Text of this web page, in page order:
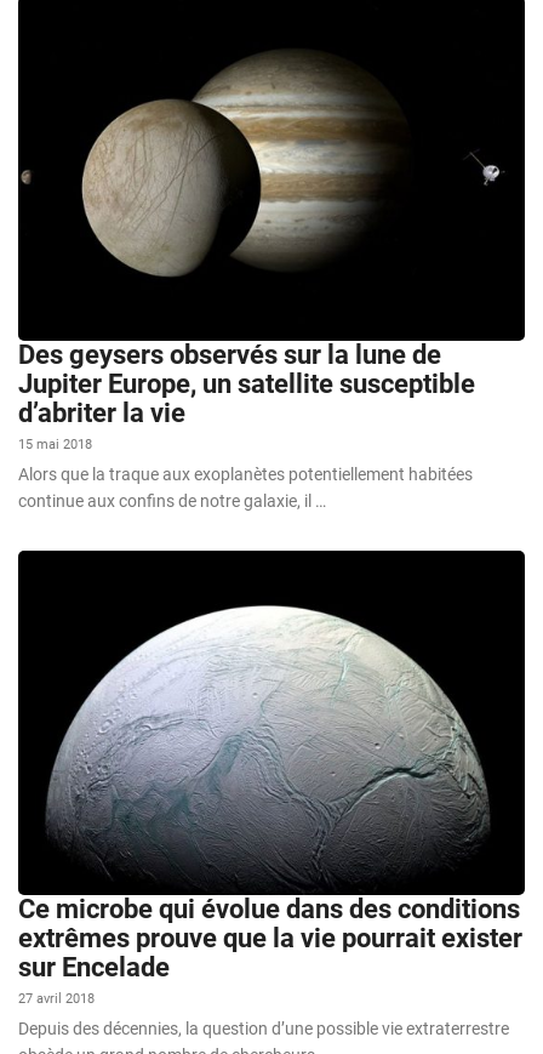
Des geysers observés sur la lune de
Jupiter Europe, un satellite susceptible
d’abriter la vie
15 mai 2018
Alors que la traque aux exoplanètes potentiellement habitées
continue aux confins de notre galaxie, il …
Ce microbe qui évolue dans des conditions
extrêmes prouve que la vie pourrait exister
sur Encelade
27 avril 2018
Depuis des décennies, la question d’une possible vie extraterrestre